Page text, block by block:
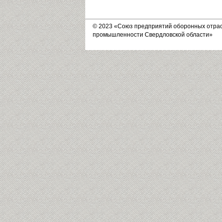
© 2023 «Союз предприятий оборонных
промышленности Свердловской области»